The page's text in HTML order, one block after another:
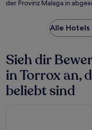
der Provinz Malaga in
Alle Hotels
Sieh dir
in Torrox an,
beliebt sind